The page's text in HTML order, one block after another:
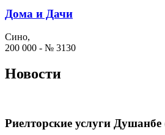
Дома и Дачи
Сино,
200 000 - № 3130
Новости
Риелторские услуги